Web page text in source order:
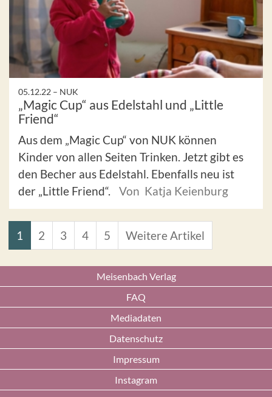
05.12.22 – NUK
„Magic Cup“ aus Edelstahl und „Little
Friend“
Aus dem „Magic Cup“ von NUK können
Kinder von allen Seiten Trinken. Jetzt gibt es
den Becher aus Edelstahl. Ebenfalls neu ist
der „Little Friend“.
Von Katja Keienburg
1 2 3 4 5 Weitere Artikel
Meisenbach Verlag
FAQ
Mediadaten
Datenschutz
Impressum
Instagram